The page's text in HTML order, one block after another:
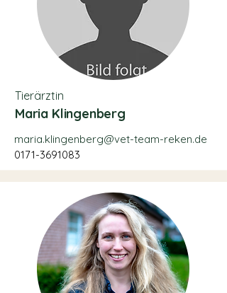
Tierärztin
Maria Klingenberg
maria.klingenberg@vet-team-reken.de
0171-3691083